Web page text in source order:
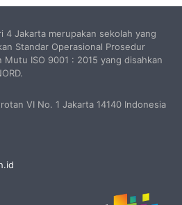
4 Jakarta merupakan sekolah yang
Standar Operasional Prosedur
Mutu ISO 9001 : 2015 yang disahkan
VI No. 1 Jakarta 14140 Indonesia